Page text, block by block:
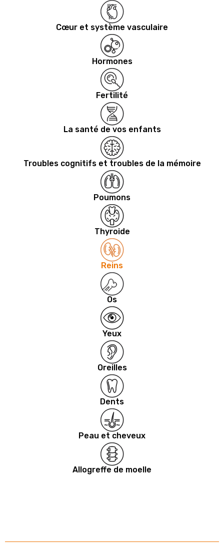
Cœur et système vasculaire
Hormones
Fertilité
La santé de vos enfants
Troubles cognitifs et troubles de la mémoire
Poumons
Thyroide
Reins
Os
Yeux
Oreilles
Dents
Peau et cheveux
Allogreffe de moelle